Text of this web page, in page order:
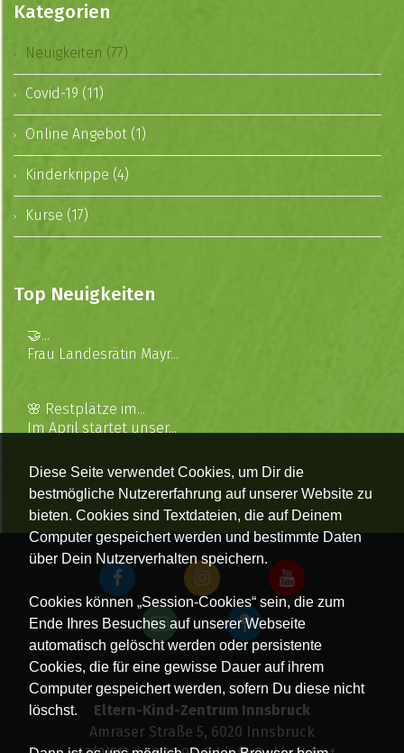
Diese Seite verwendet Cookies, um Dir die
bestmögliche Nutzererfahrung auf unserer Website zu
bieten. Cookies sind Textdateien, die auf Deinem
Computer gespeichert werden und bestimmte Daten
über Dein Nutzerverhalten speichern.
Cookies können „Session-Cookies“ sein, die zum
Ende Ihres Besuches auf unserer Webseite
automatisch gelöscht werden oder persistente
Cookies, die für eine gewisse Dauer auf ihrem
Computer gespeichert werden, sofern Du diese nicht
löschst.
Kategorien
Neuigkeiten (77)
Covid-19 (11)
Online Angebot (1)
Kinderkrippe (4)
Kurse (17)
Top Neuigkeiten
🤝...
Frau Landesrätin Mayr...
🌸 Restplätze im...
Im April startet unser...
Eltern-Kind-Zentrum Innsbruck
Amraser Straße 5, 6020 Innsbruck